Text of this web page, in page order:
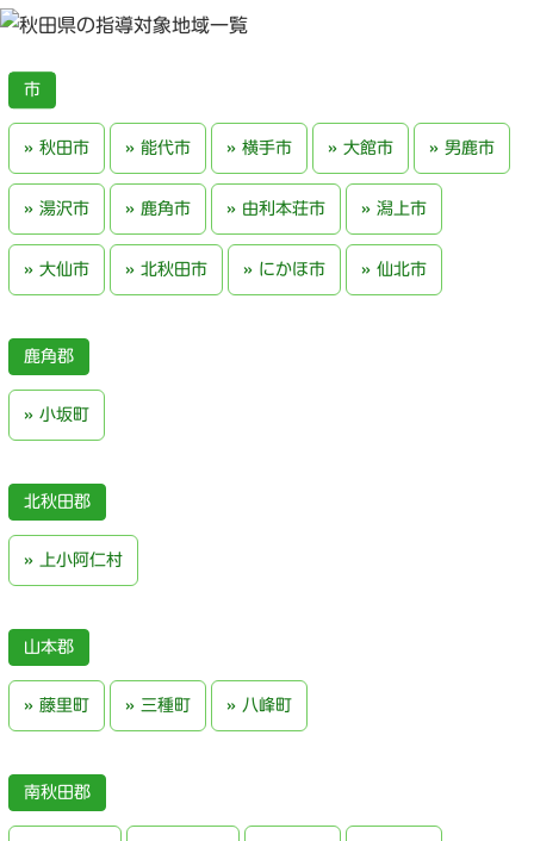
秋田市 能代市 横手市 大館市 男鹿市
湯沢市 鹿角市 由利本荘市 潟上市
大仙市 北秋田市 にかほ市 仙北市
鹿角郡
小坂町
北秋田郡
上小阿仁村
山本郡
藤里町 三種町 八峰町
南秋田郡